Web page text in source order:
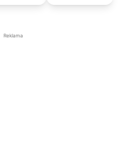
Reklama